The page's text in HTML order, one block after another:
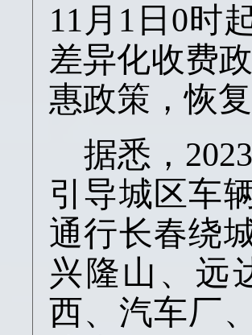
11月1日0时
差异化收费
惠政策，恢
据悉，
引导城区车
通行长春绕
兴隆山、远
西、汽车厂